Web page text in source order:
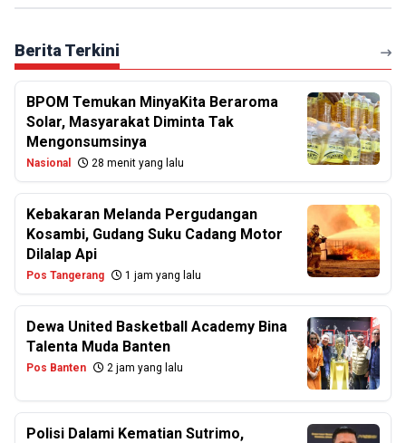
Berita Terkini
BPOM Temukan MinyaKita Beraroma
Solar, Masyarakat Diminta Tak
Mengonsumsinya
Nasional 28 menit yang lalu
Kebakaran Melanda Pergudangan
Kosambi, Gudang Suku Cadang Motor
Dilalap Api
Pos Tangerang 1 jam yang lalu
Dewa United Basketball Academy Bina
Talenta Muda Banten
Pos Banten 2 jam yang lalu
Polisi Dalami Kematian Sutrimo,